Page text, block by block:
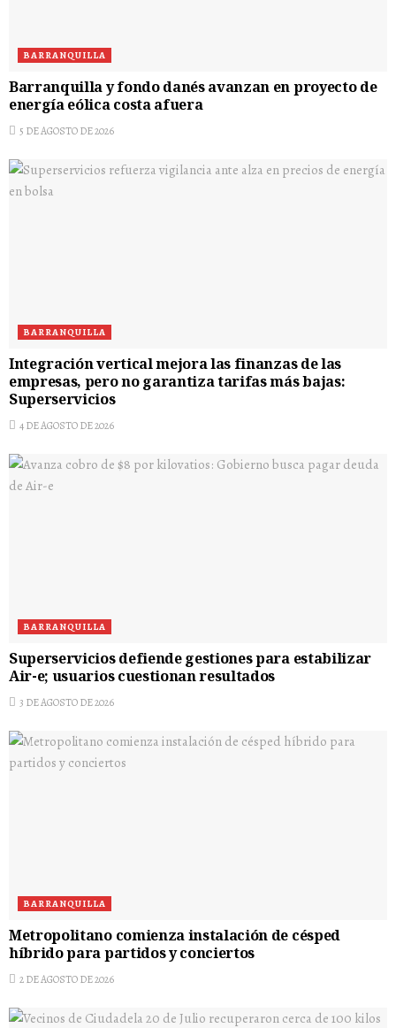
BARRANQUILLA
Barranquilla y fondo danés avanzan en proyecto de
energía eólica costa afuera
5 DE AGOSTO DE 2026
BARRANQUILLA
Integración vertical mejora las finanzas de las
empresas, pero no garantiza tarifas más bajas:
Superservicios
4 DE AGOSTO DE 2026
BARRANQUILLA
Superservicios defiende gestiones para estabilizar
Air-e; usuarios cuestionan resultados
3 DE AGOSTO DE 2026
BARRANQUILLA
Metropolitano comienza instalación de césped
híbrido para partidos y conciertos
2 DE AGOSTO DE 2026